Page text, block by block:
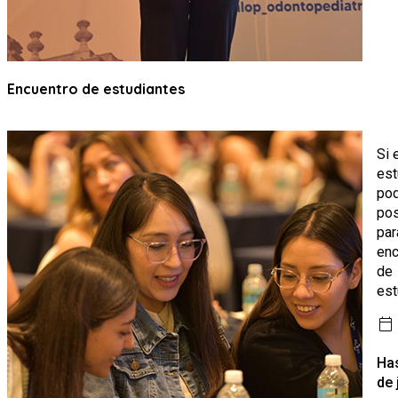
Encuentro de estudiantes
Si
de
calendar_today
de